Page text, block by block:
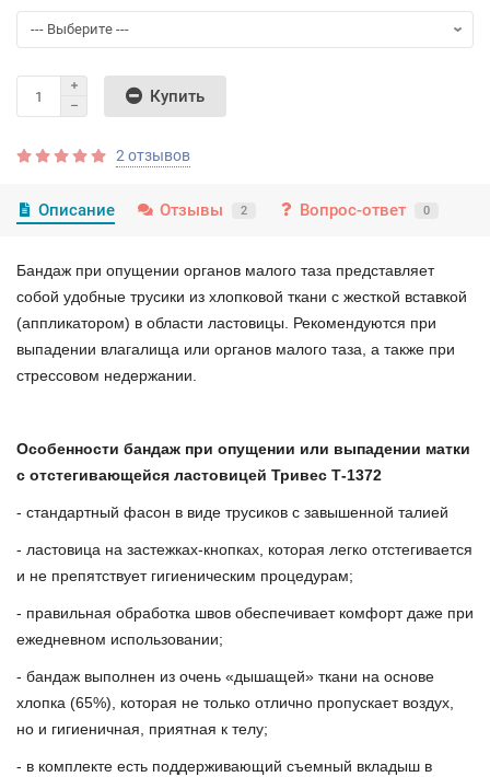
Купить
2 отзывов
Описание Отзывы 2 Вопрос-ответ 0
Бандаж при опущении органов малого таза представляет
собой удобные трусики из хлопковой ткани с жесткой вставкой
(аппликатором) в области ластовицы. Рекомендуются при
выпадении влагалища или органов малого таза, а также при
стрессовом недержании.
Особенности бандаж при опущении или выпадении матки
с отстегивающейся ластовицей Тривес Т-1372
- стандартный фасон в виде трусиков с завышенной талией
- ластовица на застежках-кнопках, которая легко отстегивается
и не препятствует гигиеническим процедурам;
- правильная обработка швов обеспечивает комфорт даже при
ежедневном использовании;
- бандаж выполнен из очень «дышащей» ткани на основе
хлопка (65%), которая не только отлично пропускает воздух,
но и гигиеничная, приятная к телу;
- в комплекте есть поддерживающий съемный вкладыш в